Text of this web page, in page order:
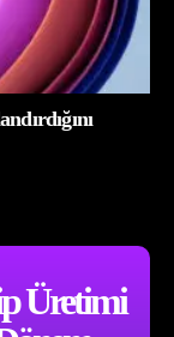
Üretimi